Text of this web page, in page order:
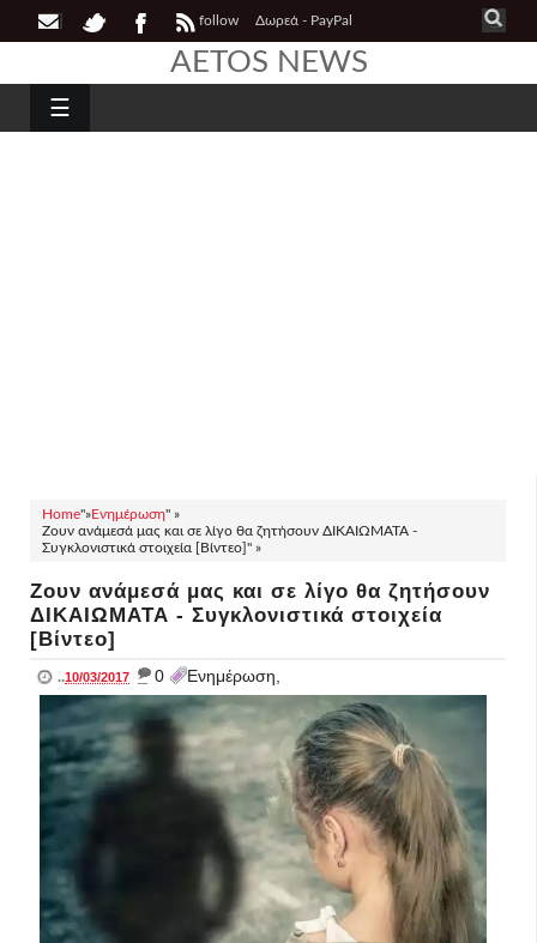
follow Δωρεά - PayPal
AETOS NEWS
☰
Home"»Ενημέρωση" »
Ζουν ανάμεσά μας και σε λίγο θα ζητήσουν ΔΙΚΑΙΩΜΑΤΑ -
Συγκλονιστικά στοιχεία [Βίντεο]" »
Ζουν ανάμεσά μας και σε λίγο θα ζητήσουν
ΔΙΚΑΙΩΜΑΤΑ - Συγκλονιστικά στοιχεία
[Βίντεο]
..10/03/2017 _ 0 Ενημέρωση,